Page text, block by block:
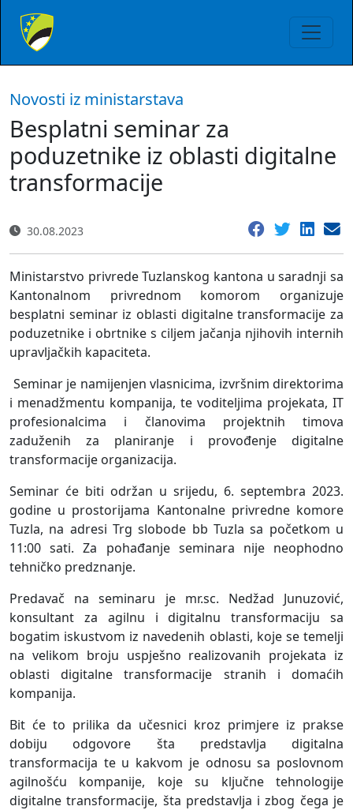
Novosti iz ministarstava
Besplatni seminar za
poduzetnike iz oblasti digitalne
transformacije
30.08.2023
Ministarstvo privrede Tuzlanskog kantona u saradnji sa
Kantonalnom privrednom komorom organizuje
besplatni seminar iz oblasti digitalne transformacije za
poduzetnike i obrtnike s ciljem jačanja njihovih internih
upravljačkih kapaciteta.
Seminar je namijenjen vlasnicima, izvršnim direktorima
i menadžmentu kompanija, te voditeljima projekata, IT
profesionalcima i članovima projektnih timova
zaduženih za planiranje i provođenje digitalne
transformacije organizacija.
Seminar će biti održan u srijedu, 6. septembra 2023.
godine u prostorijama Kantonalne privredne komore
Tuzla, na adresi Trg slobode bb Tuzla sa početkom u
11:00 sati. Za pohađanje seminara nije neophodno
tehničko predznanje.
Predavač na seminaru je mr.sc. Nedžad Junuzović,
konsultant za agilnu i digitalnu transformaciju sa
bogatim iskustvom iz navedenih oblasti, koje se temelji
na velikom broju uspješno realizovanih projekata iz
oblasti digitalne transformacije stranih i domaćih
kompanija.
Bit će to prilika da učesnici kroz primjere iz prakse
dobiju odgovore šta predstavlja digitalna
transformacija te u kakvom je odnosu sa poslovnom
agilnošću kompanije, koje su ključne tehnologije
digitalne transformacije, šta predstavlja i zbog čega je